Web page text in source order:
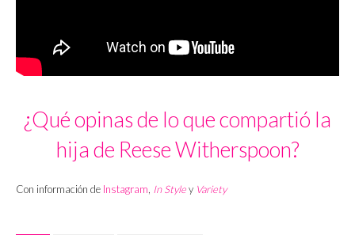
¿Qué opinas de lo que compartió la
hija de Reese Witherspoon?
Con información de Instagram In Styley Variety